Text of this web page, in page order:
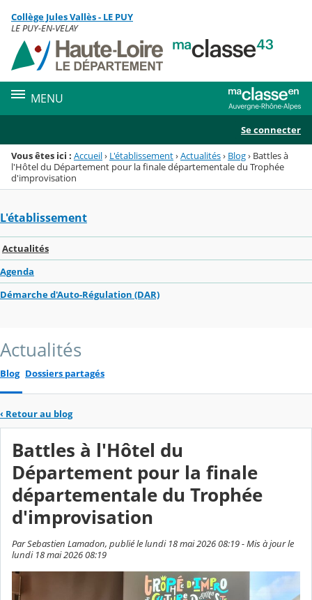
Menu de la rubrique
Contenu
Collège Jules Vallès - LE PUY
LE PUY-EN-VELAY
MENU
Se connecter
Vous êtes ici : Accueil› L'établissement›Actualités› Blog› Battles à
l'Hôtel du Département pour la finale départementale du Trophée
d'improvisation
L'établissement
Actualités
Agenda
Démarche d'Auto-Régulation (DAR)
Actualités
Blog Dossiers partagés
‹ Retour au blog
Battles à l'Hôtel du
Département pour la finale
départementale du Trophée
d'improvisation
Par Sebastien Lamadon, publié le lundi 18 mai 2026 08:19 - Mis à jour le
lundi 18 mai 2026 08:19